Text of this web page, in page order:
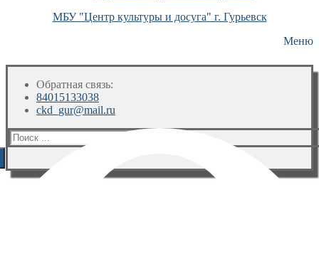
МБУ "Центр культуры и досуга" г. Гурьевск
Меню
Обратная связь:
84015133038
ckd_gur@mail.ru
Искать: